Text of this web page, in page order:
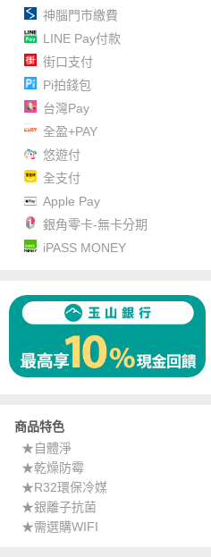
神腦門市繳費
LINE Pay付款
街口支付
Pi拍錢包
台灣Pay
全盈+PAY
悠遊付
全支付
Apple Pay
銀角零卡-無卡分期
iPASS MONEY
商品特色
★自體淨
★乾燥防霉
★R32環保冷媒
★銀離子抗菌
★需選購WIFI